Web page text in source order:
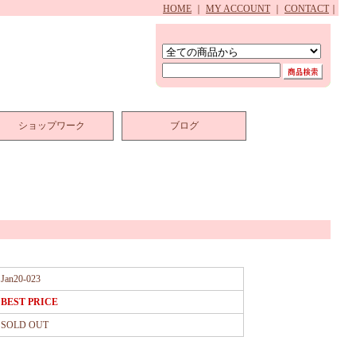
HOME MY ACCOUNT CONTACT
ショップワーク ブログ
Jan20-023
BEST PRICE
SOLD OUT